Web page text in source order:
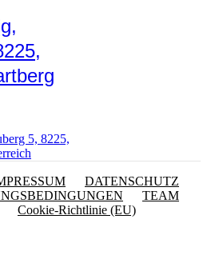
5, 8225,
DATENSCHUTZ
TEAM
Cookie-Richtlinie (EU)